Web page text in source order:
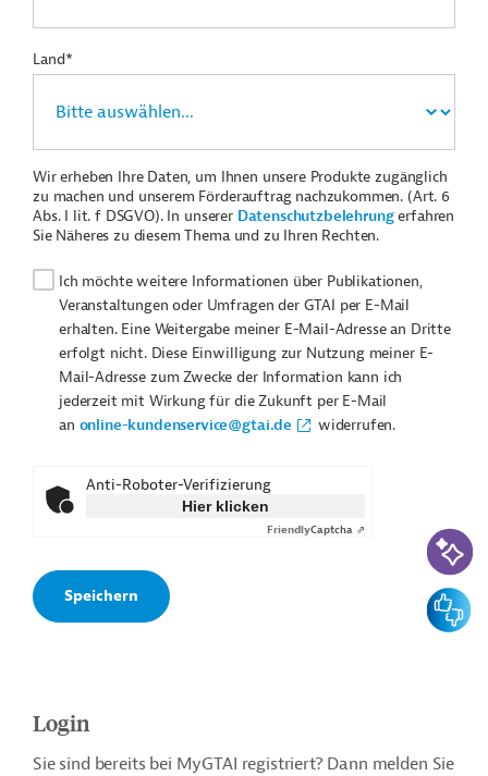
Land*
Wir erheben Ihre Daten, um Ihnen unsere Produkte zugänglich
zu machen und unserem Förderauftrag nachzukommen. (Art. 6
Abs. I lit. f DSGVO). In unserer Datenschutzbelehrungerfahren
Sie Näheres zu diesem Thema und zu Ihren Rechten.
Ich möchte weitere Informationen über Publikationen,
Veranstaltungen oder Umfragen der GTAI per E-Mail
erhalten. Eine Weitergabe meiner E-Mail-Adresse an Dritte
erfolgt nicht. Diese Einwilligung zur Nutzung meiner E-
Mail-Adresse zum Zwecke der Information kann ich
jederzeit mit Wirkung für die Zukunft per E-Mail
an online-kundenservice@gtai.de widerrufen.
Anti-Roboter-Verifizierung
Hier klicken
FriendlyCaptcha ⇗
Login
Sie sind bereits bei MyGTAI registriert? Dann melden Sie
KI-